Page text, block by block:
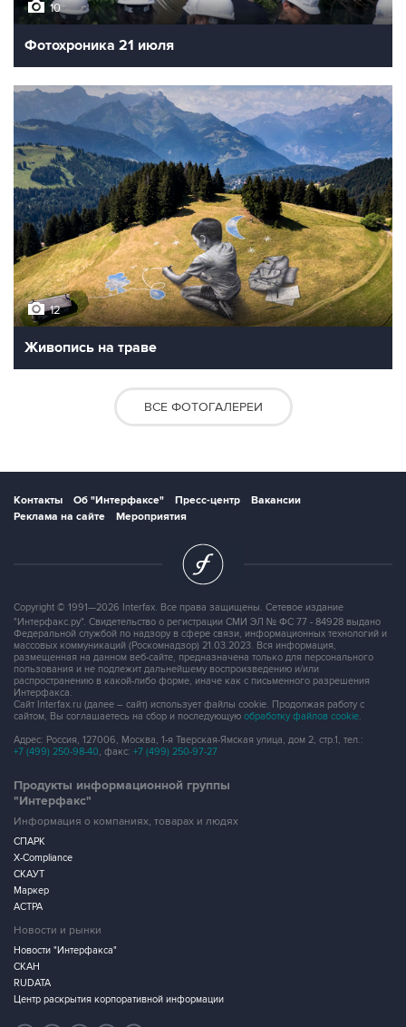
10
Фотохроника 21 июля
12
Живопись на траве
ВСЕ ФОТОГАЛЕРЕИ
Контакты Об "Интерфаксе" Пресс-центр
Вакансии
Реклама на сайте
Мероприятия
Copyright © 1991—2026 Interfax. Все права защищены. Сетевое издание
"Интерфакс.ру". Свидетельство о регистрации СМИ ЭЛ № ФС 77 - 84928 выдано
Федеральной службой по надзору в сфере связи, информационных технологий и
массовых коммуникаций (Роскомнадзор) 21.03.2023. Вся информация,
размещенная на данном веб-сайте, предназначена только для персонального
пользования и не подлежит дальнейшему воспроизведению и/или
распространению в какой-либо форме, иначе как с письменного разрешения
Интерфакса.
Сайт Interfax.ru (далее – сайт) использует файлы cookie. Продолжая работу с
сайтом, Вы соглашаетесь на сбор и последующую обработку файлов cookie.
Адрес: Россия, 127006, Москва, 1-я Тверская-Ямская улица, дом 2, стр.1, тел.:
+7 (499) 250-98-40, факс: +7 (499) 250-97-27
Продукты информационной группы
"Интерфакс"
Информация о компаниях, товарах и людях
СПАРК
X-Compliance
СКАУТ
Маркер
АСТРА
Новости и рынки
Новости "Интерфакса"
СКАН
RUDATA
Центр раскрытия корпоративной информации